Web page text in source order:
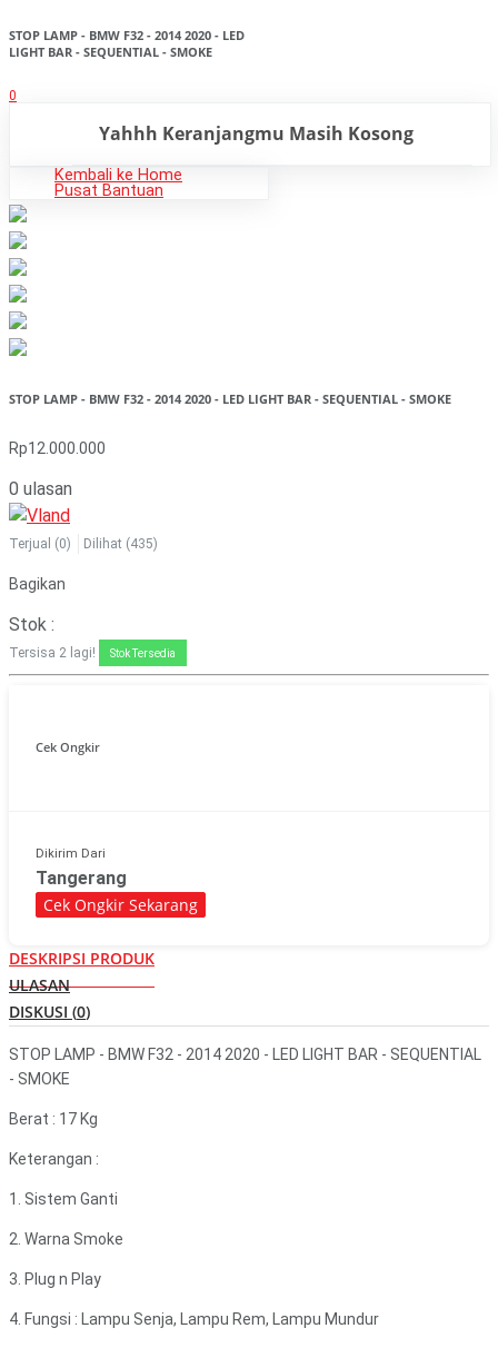
STOP LAMP - BMW F32 - 2014 2020 - LED
LIGHT BAR - SEQUENTIAL - SMOKE
0
Yahhh Keranjangmu Masih Kosong
Kembali ke Home
Pusat Bantuan
STOP LAMP - BMW F32 - 2014 2020 - LED LIGHT BAR - SEQUENTIAL - SMOKE
Rp12.000.000
0 ulasan
Terjual (0) Dilihat (435)
Bagikan
Stok :
Tersisa 2 lagi! Stok Tersedia
Cek Ongkir
Dikirim Dari
Tangerang
Cek Ongkir Sekarang
DESKRIPSI PRODUK
ULASAN
DISKUSI (0)
STOP LAMP - BMW F32 - 2014 2020 - LED LIGHT BAR - SEQUENTIAL
- SMOKE
Berat : 17 Kg
Keterangan :
1. Sistem Ganti
2. Warna Smoke
3. Plug n Play
4. Fungsi : Lampu Senja, Lampu Rem, Lampu Mundur